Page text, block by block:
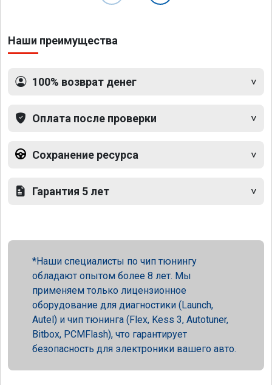
Наши преимущества
100% возврат денег
Оплата после проверки
Сохранение ресурса
Гарантия 5 лет
Наши специалисты по чип тюнингу
обладают опытом более 8 лет. Мы
применяем только лицензионное
оборудование для диагностики (Launch,
Autel) и чип тюнинга (Flex, Kess 3, Autotuner,
Bitbox, PCMFlash), что гарантирует
безопасность для электроники вашего авто.